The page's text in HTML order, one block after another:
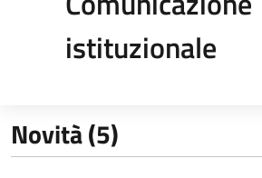
istituzionale
Novità (5)